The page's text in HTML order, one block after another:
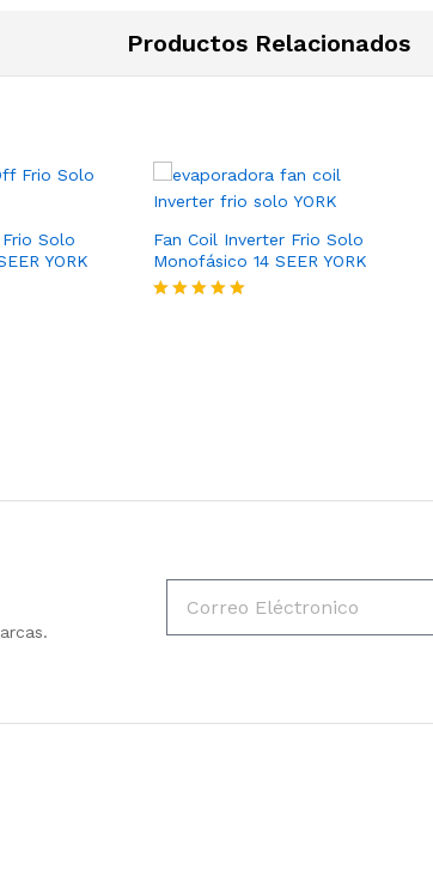
Productos Relacionados
Solo
YORK
Fan Coil Inverter Frio Solo
Monofásico 14 SEER YORK